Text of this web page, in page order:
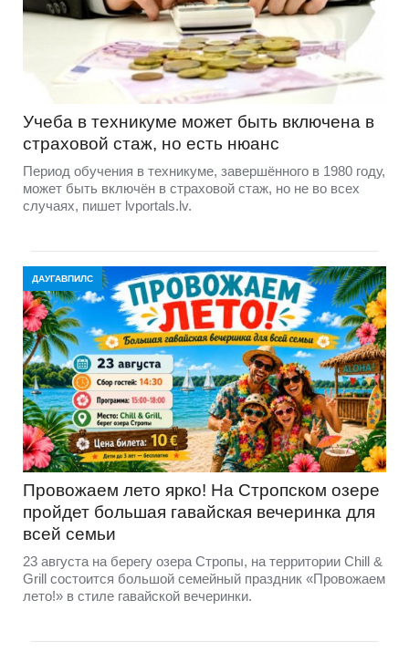
Учеба в техникуме может быть включена в
страховой стаж, но есть нюанс
Период обучения в техникуме, завершённого в 1980 году,
может быть включён в страховой стаж, но не во всех
случаях, пишет lvportals.lv.
ДАУГАВПИЛС
Провожаем лето ярко! На Стропском озере
пройдет большая гавайская вечеринка для
всей семьи
23 августа на берегу озера Стропы, на территории Chill &
Grill состоится большой семейный праздник «Провожаем
лето!» в стиле гавайской вечеринки.